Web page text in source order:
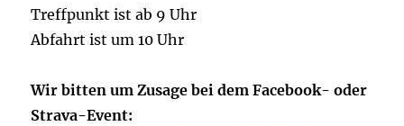
Treffpunkt ist ab 9 Uhr
Abfahrt ist um 10 Uhr
Wir bitten um Zusage bei dem Facebook- oder
Strava-Event: